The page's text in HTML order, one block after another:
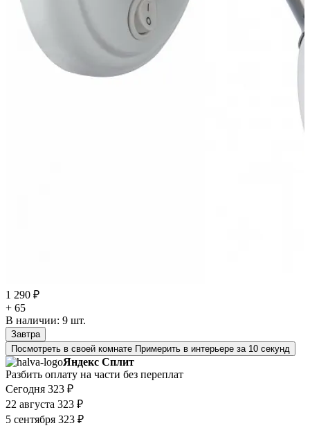
1 290 ₽
+ 65
В наличии: 9 шт.
Завтра
Посмотреть в своей комнате Примерить в интерьере за 10 секунд
Яндекс Сплит
Разбить оплату на части без переплат
Сегодня 323 ₽
22 августа 323 ₽
5 сентября 323 ₽